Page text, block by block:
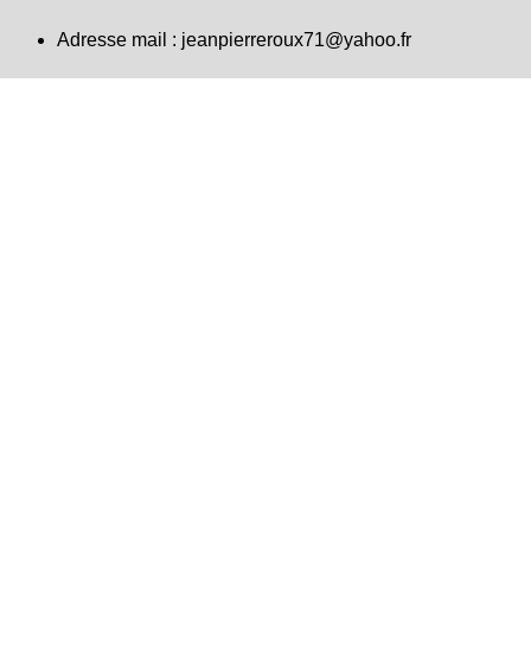
Adresse mail : jeanpierreroux71@yahoo.fr